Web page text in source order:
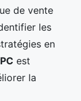
de vente
les
en
est
la